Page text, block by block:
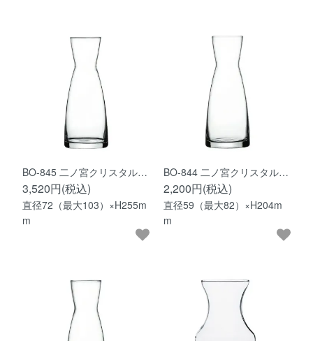
BO-845 二ノ宮クリスタル…
3,520円(税込)
直径72（最大103）×H255m
m
BO-844 二ノ宮クリスタル…
2,200円(税込)
直径59（最大82）×H204m
m